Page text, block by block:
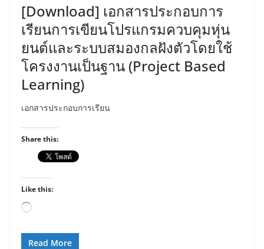
[Download] เอกสารประกอบการ
เรียนการเขียนโปรแกรมควบคุมหุ่น
ยนต์และระบบสมองกลฝังตัวโดยใช้
โครงงานเป็นฐาน (Project Based
Learning)
เอกสารประกอบการเรียน
Share this:
Like this:
Loading…
Read More